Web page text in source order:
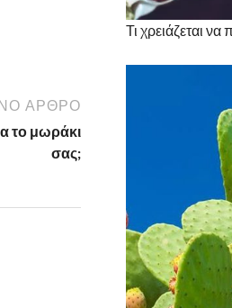
ΆΡΘΡΟ
το μωράκι
σας;
Τι χρειάζεται να